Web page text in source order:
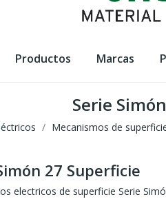
Productos Marcas
Serie
Mecanismos de
27 Superficie
electricos de superficie Serie